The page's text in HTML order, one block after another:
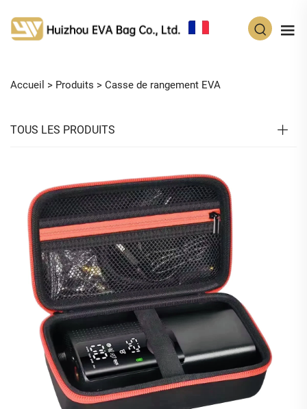
Accueil > Produits > Casse de rangement EVA
TOUS LES PRODUITS